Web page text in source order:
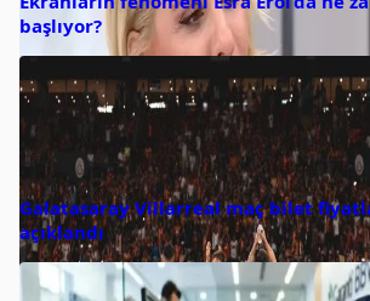
başlıyor?
Galatasaray Villarreal maç bilet
açıklandı